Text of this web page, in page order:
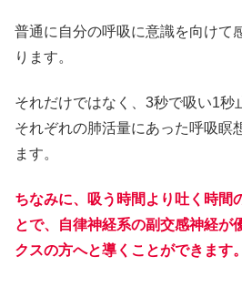
普通に自分の呼吸に意識を向けて
ります。
それだけではなく、3秒で吸い1秒
それぞれの肺活量にあった呼吸瞑
ます。
ちなみに、吸う時間より吐く時間
とで、自律神経系の副交感神経が
クスの方へと導くことができます。